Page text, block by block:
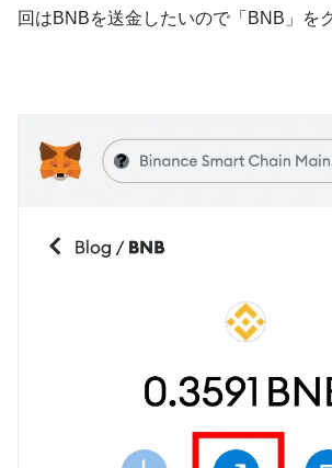
回はBNBを送金したいので「BNB」を